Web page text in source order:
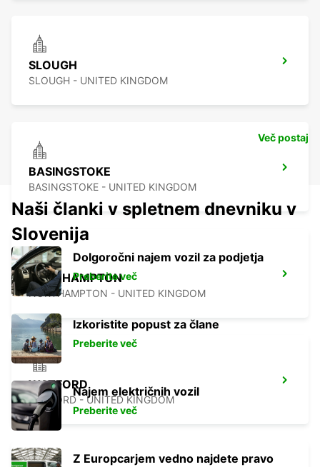
SLOUGH
SLOUGH - UNITED KINGDOM
BASINGSTOKE
BASINGSTOKE - UNITED KINGDOM
NORTHAMPTON
NORTHAMPTON - UNITED KINGDOM
WATFORD
WATFORD - UNITED KINGDOM
Več postaj
Naši članki v spletnem dnevniku v
Slovenija
Dolgoročni najem vozil za podjetja
Preberite več
Izkoristite popust za člane
Preberite več
Najem električnih vozil
Preberite več
Z Europcarjem vedno najdete pravo